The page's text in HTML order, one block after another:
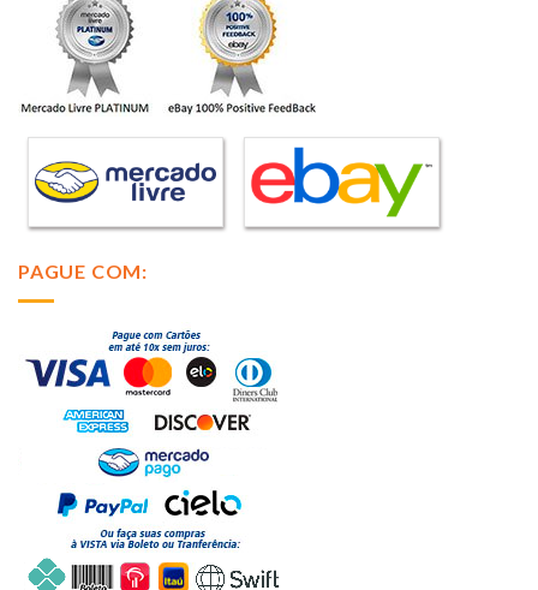
PAGUE COM: